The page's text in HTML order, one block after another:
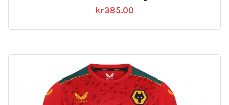
kr385.00